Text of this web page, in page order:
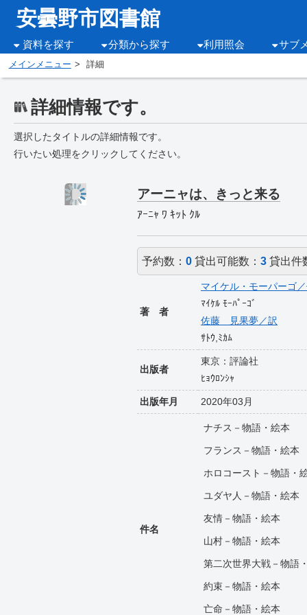
安曇野市図書館
資料を探す 分類から探す 利用照会 サブ
メインメニュー 詳細
詳細情報です。
選択したタイトルの詳細情報です。
行いたい処理をクリックしてください。
アーニャは、きっと来る
ｱｰﾆｬ ﾜ ｷｯﾄ ｸﾙ
予約数：0 貸出可能数：3 貸出件
著 者
マイケル・モーパーゴ
ﾏｲｹﾙ ﾓｰﾊﾟｰｺﾞ
佐藤 見果夢／訳
ｻﾄｳ,ﾐｶﾑ
出版者
東京：評論社
ﾋｮｳﾛﾝｼｬ
出版年月 2020年03月
件名
ナチス－物語・絵本
フランス－物語・絵本
ホロコースト－物語・
ユダヤ人－物語・絵本
友情－物語・絵本
山村－物語・絵本
第二次世界大戦－物語
約束－物語・絵本
亡命－物語・絵本